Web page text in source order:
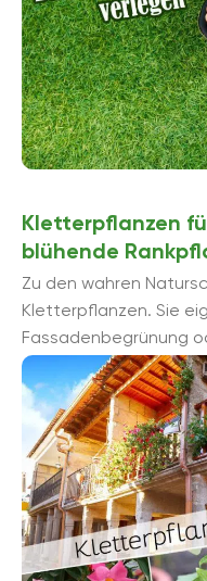
Kletterpflanzen
blühende
Zu den wahren
Kletterpflanzen. Sie
Fassadenbegrünung
Sichtschutz für den